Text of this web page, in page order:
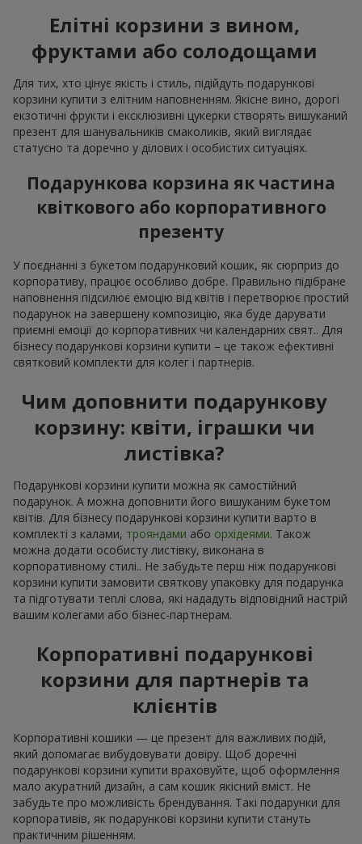
Елітні корзини з вином,
фруктами або солодощами
Для тих, хто цінує якість і стиль, підійдуть подарункові
корзини купити з елітним наповненням. Якісне вино, дорогі
екзотичні фрукти і ексклюзивні цукерки створять вишуканий
презент для шанувальників смаколиків, який виглядає
статусно та доречно у ділових і особистих ситуаціях.
Подарункова корзина як частина
квіткового або корпоративного
презенту
У поєднанні з букетом подарунковий кошик, як сюрприз до
корпоративу, працює особливо добре. Правильно підібране
наповнення підсилює емоцію від квітів і перетворює простий
подарунок на завершену композицію, яка буде дарувати
приємні емоції до корпоративних чи календарних свят.. Для
бізнесу подарункові корзини купити – це також ефективні
святковий комплекти для колег і партнерів.
Чим доповнити подарункову
корзину: квіти, іграшки чи
листівка?
Подарункові корзини купити можна як самостійний
подарунок. А можна доповнити його вишуканим букетом
квітів. Для бізнесу подарункові корзини купити варто в
комплекті з калами, трояндами або орхідеями. Також
можна додати особисту листівку, виконана в
корпоративному стилі.. Не забудьте перш ніж подарункові
корзини купити замовити святкову упаковку для подарунка
та підготувати теплі слова, які нададуть відповідний настрій
вашим колегами або бізнес-партнерам.
Корпоративні подарункові
корзини для партнерів та
клієнтів
Корпоративні кошики — це презент для важливих подій,
який допомагає вибудовувати довіру. Щоб доречні
подарункові корзини купити враховуйте, щоб оформлення
мало акуратний дизайн, а сам кошик якісний вміст. Не
забудьте про можливість брендування. Такі подарунки для
корпоративів, як подарункові корзини купити стануть
практичним рішенням.